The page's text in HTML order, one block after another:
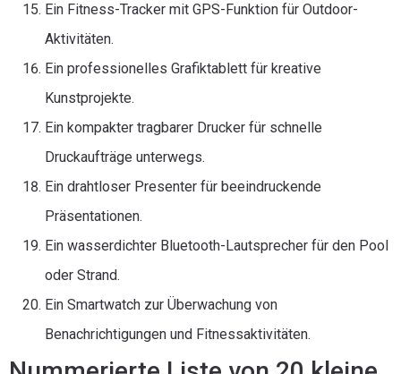
Ein Fitness-Tracker mit GPS-Funktion für Outdoor-
Aktivitäten.
Ein professionelles Grafiktablett für kreative
Kunstprojekte.
Ein kompakter tragbarer Drucker für schnelle
Druckaufträge unterwegs.
Ein drahtloser Presenter für beeindruckende
Präsentationen.
Ein wasserdichter Bluetooth-Lautsprecher für den Pool
oder Strand.
Ein Smartwatch zur Überwachung von
Benachrichtigungen und Fitnessaktivitäten.